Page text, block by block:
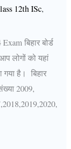
12th ISc,
बिहार बोर्ड
आप लोगों को यहां
गया है। बिहार
2009,